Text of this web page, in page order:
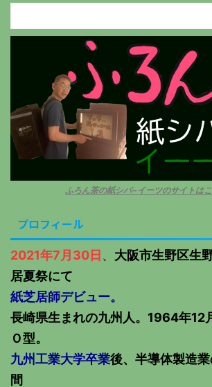
ふろん茶の紙シバ−イーツのサイトは
プロフィール
2021年7月30日 、 大阪市生野区生
居夏祭にて
紙芝居師デビュー。
長崎県生まれの九州人。1964年12
Ｏ型。
九州工業大学卒業後、半導体製造
間